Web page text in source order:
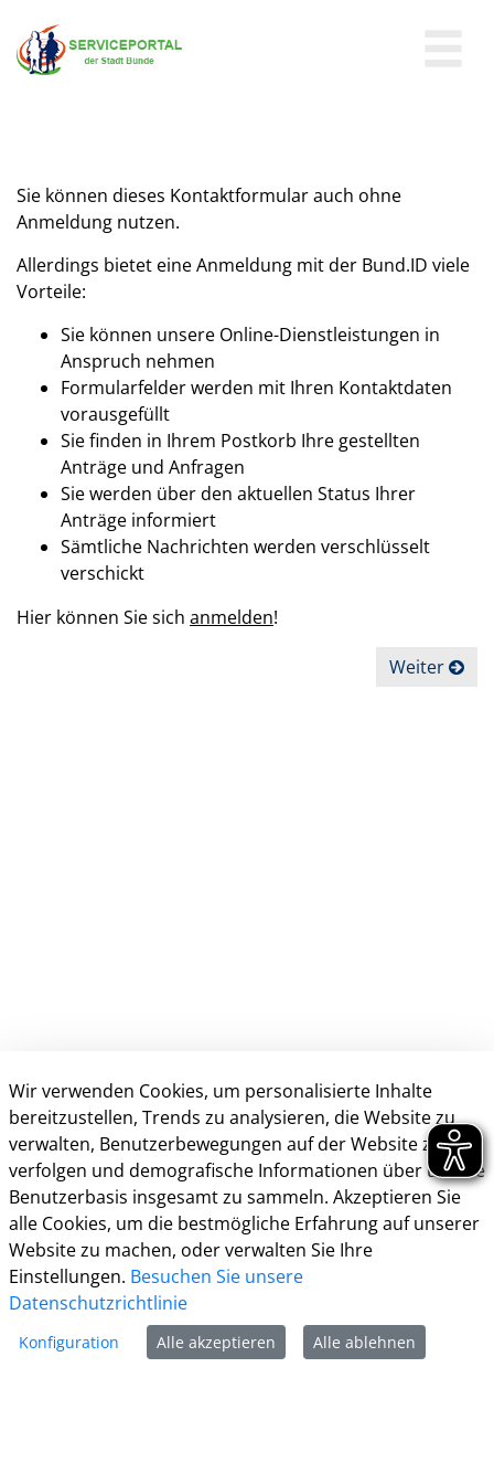
Zum Hauptinhalt springen
Sie können dieses Kontaktformular auch ohne
Anmeldung nutzen.
Allerdings bietet eine Anmeldung mit der Bund.ID viele
Vorteile:
Sie können unsere Online-Dienstleistungen in
Anspruch nehmen
Formularfelder werden mit Ihren Kontaktdaten
vorausgefüllt
Sie finden in Ihrem Postkorb Ihre gestellten
Anträge und Anfragen
Sie werden über den aktuellen Status Ihrer
Anträge informiert
Sämtliche Nachrichten werden verschlüsselt
verschickt
Hier können Sie sich anmelden!
Weiter
Kontakt
Öffnungszeiten
Impressum
Datenschutz
Nutzungsbedingungen
Kontakt
Wir verwenden Cookies, um personalisierte Inhalte
bereitzustellen, Trends zu analysieren, die Website zu
verwalten, Benutzerbewegungen auf der Website zu
verfolgen und demografische Informationen über unsere
Benutzerbasis insgesamt zu sammeln. Akzeptieren Sie
alle Cookies, um die bestmögliche Erfahrung auf unserer
Website zu machen, oder verwalten Sie Ihre
Einstellungen. Besuchen Sie unsere
Datenschutzrichtlinie
Konfiguration Alle akzeptieren Alle ablehnen